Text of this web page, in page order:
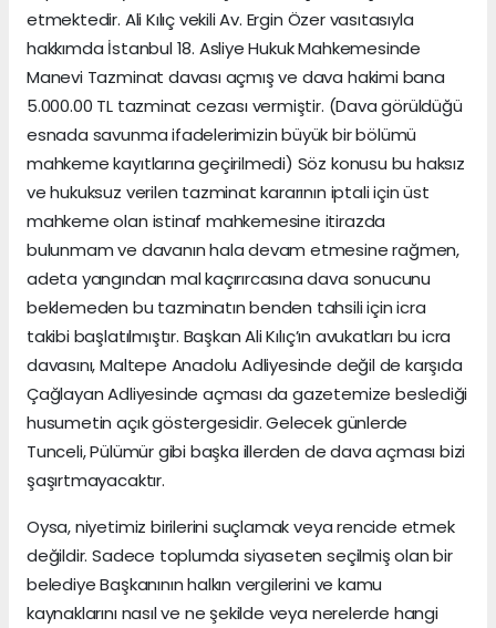
etmektedir. Ali Kılıç vekili Av. Ergin Özer vasıtasıyla
hakkımda İstanbul 18. Asliye Hukuk Mahkemesinde
Manevi Tazminat davası açmış ve dava hakimi bana
5.000.00 TL tazminat cezası vermiştir. (Dava görüldüğü
esnada savunma ifadelerimizin büyük bir bölümü
mahkeme kayıtlarına geçirilmedi) Söz konusu bu haksız
ve hukuksuz verilen tazminat kararının iptali için üst
mahkeme olan istinaf mahkemesine itirazda
bulunmam ve davanın hala devam etmesine rağmen,
adeta yangından mal kaçırırcasına dava sonucunu
beklemeden bu tazminatın benden tahsili için icra
takibi başlatılmıştır. Başkan Ali Kılıç’ın avukatları bu icra
davasını, Maltepe Anadolu Adliyesinde değil de karşıda
Çağlayan Adliyesinde açması da gazetemize beslediği
husumetin açık göstergesidir. Gelecek günlerde
Tunceli, Pülümür gibi başka illerden de dava açması bizi
şaşırtmayacaktır.
Oysa, niyetimiz birilerini suçlamak veya rencide etmek
değildir. Sadece toplumda siyaseten seçilmiş olan bir
belediye Başkanının halkın vergilerini ve kamu
kaynaklarını nasıl ve ne şekilde veya nerelerde hangi